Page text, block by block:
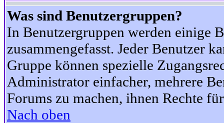
Was sind Benutzergruppen?
In Benutzergruppen werden einige
zusammengefasst. Jeder Benutzer
Gruppe können spezielle
Administrator einfacher, mehrere
Forums zu machen, ihnen Rechte
Nach oben